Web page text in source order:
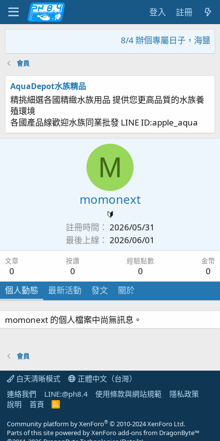
登入 註冊
8/4 辦個專屬日子，海鹽
會員
AquaDepot水族精品
精挑細選各國精緻水族用品 提供您更高品質的水族養
殖環境
各國產品線歡迎水族同業批發 LINE ID:apple_aqua
M
momonext
🔰
註冊時間
2026/05/31
最後上線
2026/06/01
文章
0
按讚
0
經驗點數
0
金幣
0
個人動態
最新活動 發文 關於
momonext 的個人檔案中尚無訊息。
會員
白天清晰模式
正體中文（台灣）
連絡我們
LINE:@ph8.4 使用條款與網站規範
隱私政策
說明
首頁
R
Community platform by XenForo® © 2010-2024 XenForo Ltd.
Parts of this site powered byXenForo add-ons from DragonByte™